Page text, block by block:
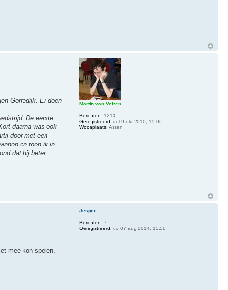
Gorredijk. Er doen
De eerste
daarna was ook
door met een
en toen ik in
dat hij beter
Martin van Velzen
Berichten: 1213
Geregistreerd: di 19 okt 2010, 15:06
Woonplaats: Assen
mee kon spelen,
Jesper
Berichten: 7
Geregistreerd: do 07 aug 2014, 13:58